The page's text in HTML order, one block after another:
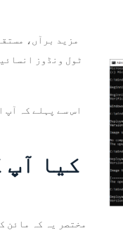
اس سے پہلے کہ آپ
کیا آپ
مختصر یہ کہ مائن